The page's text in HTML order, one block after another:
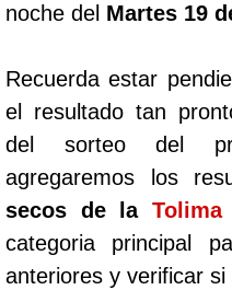
noche del Martes 19
Recuerda estar
el resultado tan
del sorteo del
agregaremos los
secos de la Tolima
categoria principal
anteriores y verificar si